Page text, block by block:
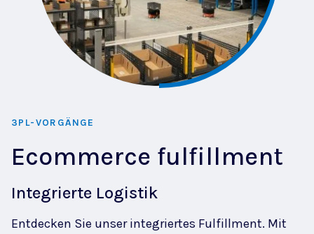
3PL-VORGÄNGE
Ecommerce fulfillment
Integrierte Logistik
Entdecken Sie unser integriertes Fulfillment. Mit